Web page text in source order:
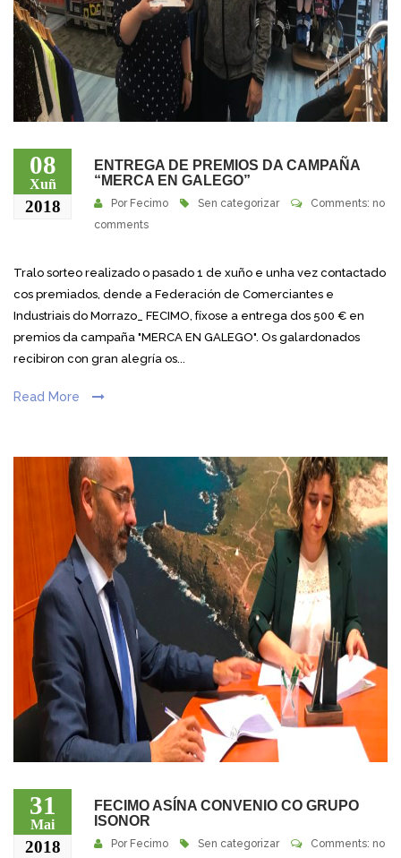
08
Xuñ
2018
ENTREGA DE PREMIOS DA CAMPAÑA
“MERCA EN GALEGO”
Por Fecimo Sen categorizar
Comments: no
comments
Tralo sorteo realizado o pasado 1 de xuño e unha vez contactado
cos premiados, dende a Federación de Comerciantes e
Industriais do Morrazo_ FECIMO, fíxose a entrega dos 500 € en
premios da campaña "MERCA EN GALEGO". Os galardonados
recibiron con gran alegría os...
Read More
31
Mai
2018
FECIMO ASÍNA CONVENIO CO GRUPO
ISONOR
Por Fecimo Sen categorizar Comments: no